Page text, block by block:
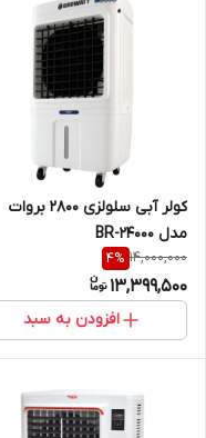
کولر آبی سلولزی 2800 بروات
مدل BR-24000
14,000,000
4%
13,399,500
افزودن به سبد